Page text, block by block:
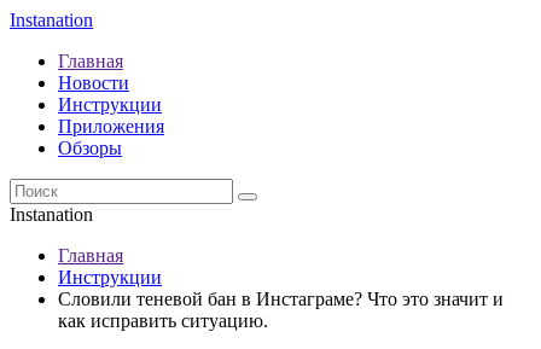
Instanation
Главная
Новости
Инструкции
Приложения
Обзоры
Instanation
Главная
Инструкции
Словили теневой бан в Инстаграме? Что это значит и
как исправить ситуацию.